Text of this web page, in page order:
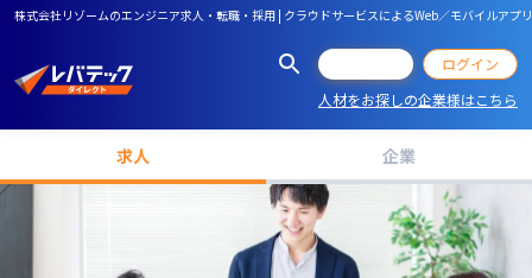
株式会社リゾームのエンジニア求人・転職・採用 | クラウドサービスによるWeb／モバイルアプ
ログイン
人材をお探しの企業様はこちら
求人 企業